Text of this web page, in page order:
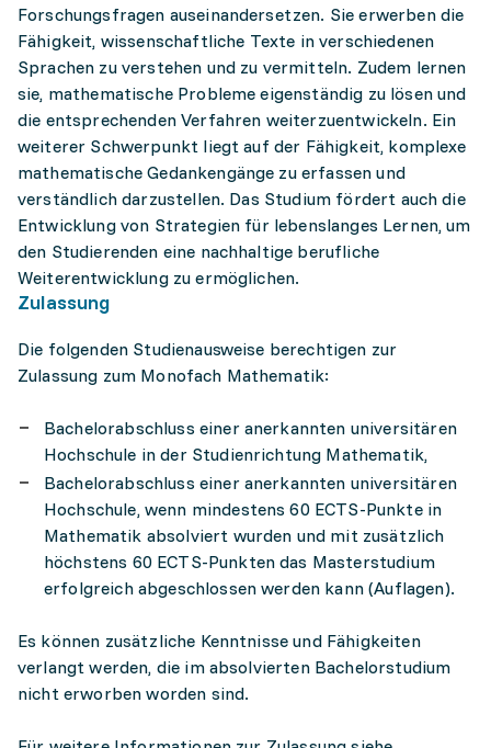
Forschungsfragen auseinandersetzen. Sie erwerben die
Fähigkeit, wissenschaftliche Texte in verschiedenen
Sprachen zu verstehen und zu vermitteln. Zudem lernen
sie, mathematische Probleme eigenständig zu lösen und
die entsprechenden Verfahren weiterzuentwickeln. Ein
weiterer Schwerpunkt liegt auf der Fähigkeit, komplexe
mathematische Gedankengänge zu erfassen und
verständlich darzustellen. Das Studium fördert auch die
Entwicklung von Strategien für lebenslanges Lernen, um
den Studierenden eine nachhaltige berufliche
Weiterentwicklung zu ermöglichen.
Zulassung
Die folgenden Studienausweise berechtigen zur
Zulassung zum Monofach Mathematik:
Bachelorabschluss einer anerkannten universitären
Hochschule in der Studienrichtung Mathematik,
Bachelorabschluss einer anerkannten universitären
Hochschule, wenn mindestens 60 ECTS-Punkte in
Mathematik absolviert wurden und mit zusätzlich
höchstens 60 ECTS-Punkten das Masterstudium
erfolgreich abgeschlossen werden kann (Auflagen).
Es können zusätzliche Kenntnisse und Fähigkeiten
verlangt werden, die im absolvierten Bachelorstudium
nicht erworben worden sind.